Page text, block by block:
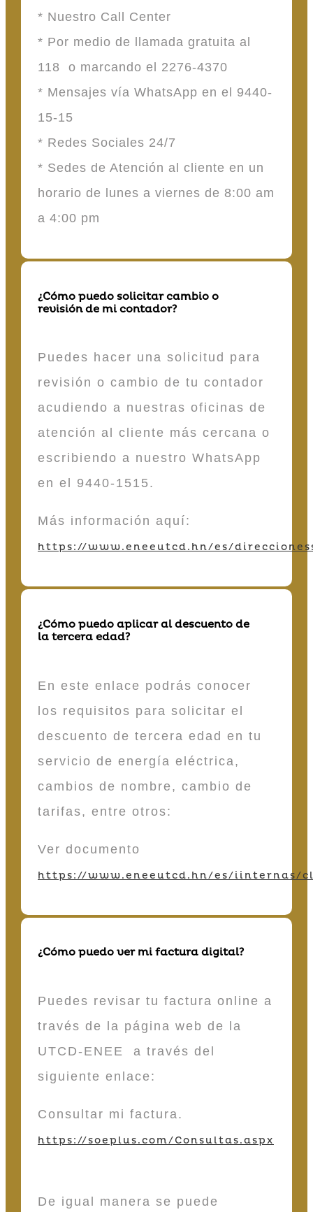
* Nuestro Call Center
* Por medio de llamada gratuita al
118 o marcando el 2276-4370
* Mensajes vía WhatsApp en el 9440-
15-15
* Redes Sociales 24/7
* Sedes de Atención al cliente en un
horario de lunes a viernes de 8:00 am
a 4:00 pm
¿Cómo puedo solicitar cambio o
revisión de mi contador?
Puedes hacer una solicitud para
revisión o cambio de tu contador
acudiendo a nuestras oficinas de
atención al cliente más cercana o
escribiendo a nuestro WhatsApp
en el 9440-1515.
Más información aquí:
https://www.eneeutcd.hn/es/
¿Cómo puedo aplicar al descuento de
la tercera edad?
En este enlace podrás conocer
los requisitos para solicitar el
descuento de tercera edad en tu
servicio de energía eléctrica,
cambios de nombre, cambio de
tarifas, entre otros:
Ver documento
https://www.eneeutcd.hn/es/iinternas/
¿Cómo puedo ver mi factura digital?
Puedes revisar tu factura online a
través de la página web de la
UTCD-ENEE a través del
siguiente enlace:
Consultar mi factura.
https://soeplus.com/Consultas.aspx
De igual manera se puede